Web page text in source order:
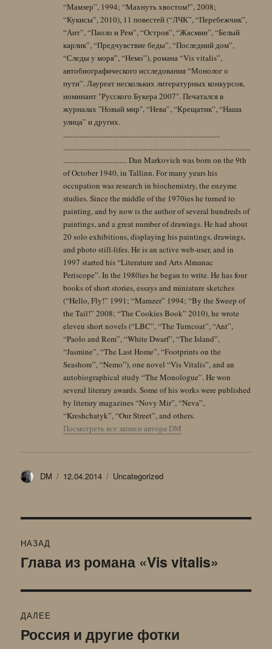
“Мамзер”, 1994; “Махнуть хвостом!”, 2008;
“Кукисы”, 2010), 11 повестей (“ЛЧК”, “Перебежчик”,
“Ант”, “Паоло и Рем”, “Остров”, “Жасмин”, “Белый
карлик”, “Предчувствие беды”, “Последний дом”,
“Следы у моря”, “Немо”), романа “Vis vitalis”,
автобиографического исследования “Монолог о
пути”. Лауреат нескольких литературных конкурсов,
номинант "Русского Букера 2007". Печатался в
журналах "Новый мир", “Нева”, “Крещатик”, “Наша
улица” и других.
......................................................................................
.......................................................................................................
................................... Dan Markovich was born on the 9th
of October 1940, in Tallinn. For many years his
occupation was research in biochemistry, the enzyme
studies. Since the middle of the 1970ies he turned to
painting, and by now is the author of several hundreds of
paintings, and a great number of drawings. He had about
20 solo exhibitions, displaying his paintings, drawings,
and photo still-lifes. He is an active web-user, and in
1997 started his “Literature and Arts Almanac
Periscope”. In the 1980ies he began to write. He has four
books of short stories, essays and miniature sketches
(“Hello, Fly!” 1991; “Mamzer” 1994; “By the Sweep of
the Tail!” 2008; “The Cookies Book” 2010), he wrote
eleven short novels (“LBC”, “The Turncoat”, “Ant”,
“Paolo and Rem”, “White Dwarf”, “The Island”,
“Jasmine”, “The Last Home”, “Footprints on the
Seashore”, “Nemo”), one novel “Vis Vitalis”, and an
autobiographical study “The Monologue”. He won
several literary awards. Some of his works were published
by literary magazines “Novy Mir”, “Neva”,
“Kreshchatyk”, “Our Street”, and others.
Посмотреть все записи автора DM
Автор
DM Опубликовано
12.04.2014 Рубрики
Uncategorized
по
НАЗАД
Предыдущая
Глава из романа «Vis vitalis»
ДАЛЕЕ
Следующая
Россия и другие фотки